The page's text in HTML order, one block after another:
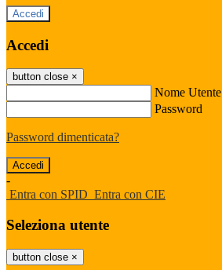
Accedi
Accedi
button close ×
Nome Utente
Password
Password dimenticata?
-
Entra con SPID Entra con CIE
Seleziona utente
button close ×